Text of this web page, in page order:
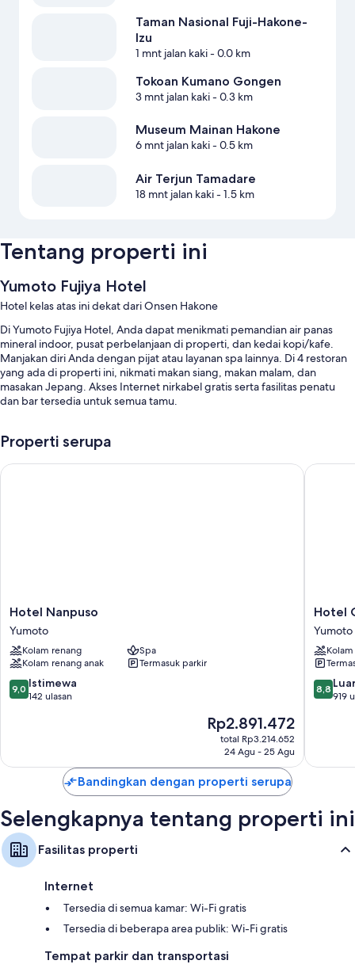
Taman Nasional Fuji-Hakone-
Izu
1 mnt jalan kaki- 0.0 km
Tokoan Kumano Gongen
3 mnt jalan kaki- 0.3 km
Museum Mainan Hakone
6 mnt jalan kaki- 0.5 km
Air Terjun Tamadare
18 mnt jalan kaki- 1.5 km
Tentang properti ini
Yumoto Fujiya Hotel
Hotel kelas atas ini dekat dari Onsen Hakone
Di Yumoto Fujiya Hotel, Anda dapat menikmati pemandian air panas
mineral indoor, pusat perbelanjaan di properti, dan kedai kopi/kafe.
Manjakan diri Anda dengan pijat atau layanan spa lainnya. Di 4 restoran
yang ada di properti ini, nikmati makan siang, makan malam, dan
masakan Jepang. Akses Internet nirkabel gratis serta fasilitas penatu
dan bar tersedia untuk semua tamu.
Kolam renang outdoor musiman serta payung kolam renang
ruang kerja ramah laptop dan AC, serta fasilitas seperti WiFi gratis dan
brankas. Ulasan tamu memberikan nilai tinggi untuk kamar kebersihan
kamar di properti ini.
Fasilitas ekstra termasuk:
Kamar mandi dengan kombinasi shower/bathtub dan perlengkapan
Lemari dan ruang baju, lemari es, dan pemanas air untuk kopi/teh
Properti serupa
Hotel
Nanpuso
Yumoto
Hotel Nanpuso
Yumoto
Kolam renang
Spa
Kolam renang anak
Termasuk parkir
9.0
dari
9,0 Istimewa
142 ulasan
Harga
sekarang
Rp2.891.472
Rp2.891.472
total Rp3.214.652
24 Agu - 25 Agu
Hotel Nanpuso
Hotel
Okada
Yumoto
Hotel
Yumoto
8.8
dari
ulasan
8,8
919
Hotel
Bandingkan dengan properti serupa
Selengkapnya tentang properti ini
Fasilitas properti
Internet
Tersedia di semua kamar: Wi-Fi gratis
Tersedia di beberapa area publik: Wi-Fi gratis
Tempat parkir dan transportasi